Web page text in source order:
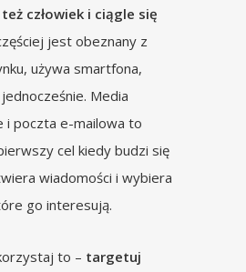
człowiek i ciągle się
jest obeznany z
używa smartfona,
Media
i poczta e-mailowa to
cel kiedy budzi się
wiadomości i wybiera
go interesują.
to – targetuj